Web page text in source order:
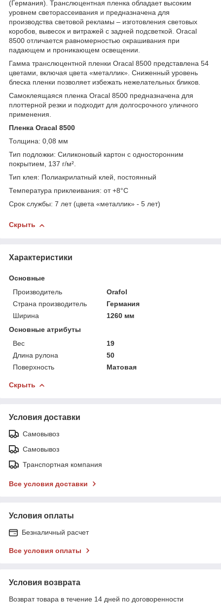
(Германия). Транслюцентная пленка обладает высоким
уровнем светорассеивания и предназначена для
производства световой рекламы – изготовления световых
коробов, вывесок и витражей с задней подсветкой. Oracal
8500 отличается равномерностью окрашивания при
падающем и проникающем освещении.
Гамма транслюцентной пленки Oracal 8500 представлена 54
цветами, включая цвета «металлик». Сниженный уровень
блеска пленки позволяет избежать нежелательных бликов.
Самоклеящаяся пленка Oracal 8500 предназначена для
плоттерной резки и подходит для долгосрочного уличного
применения.
Пленка Oracal 8500
Толщина: 0,08 мм
Тип подложки: Силиконовый картон с односторонним
покрытием, 137 г/м².
Тип клея: Полиакрилатный клей, постоянный
Температура приклеивания: от +8°C
Срок службы: 7 лет (цвета «металлик» - 5 лет)
Скрыть
Характеристики
Основные
Производитель
Orafol
Страна производитель
Германия
Ширина
1260 мм
Основные атрибуты
Вес
19
Длина рулона
50
Поверхность
Матовая
Скрыть
Условия доставки
Самовывоз
Самовывоз
Транспортная компания
Все условия доставки
Условия оплаты
Безналичный расчет
Все условия оплаты
Условия возврата
Возврат товара в течение 14 дней по договоренности